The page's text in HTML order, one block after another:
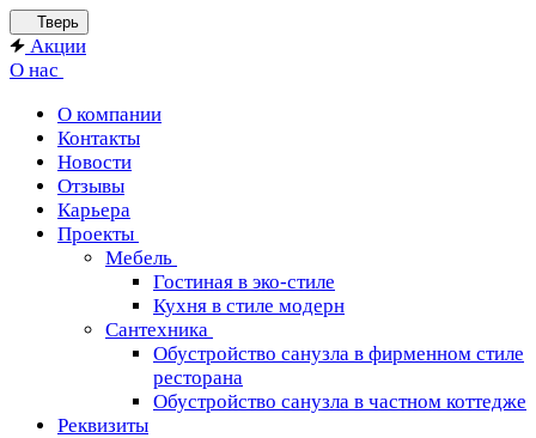
Тверь
Акции
О нас
О компании
Контакты
Новости
Отзывы
Карьера
Проекты
Мебель
Гостиная в эко-стиле
Кухня в стиле модерн
Сантехника
Обустройство санузла в фирменном стиле
ресторана
Обустройство санузла в частном коттедже
Реквизиты